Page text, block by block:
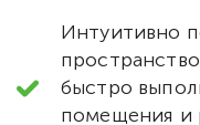
Интуитивно
быстро
помещения и